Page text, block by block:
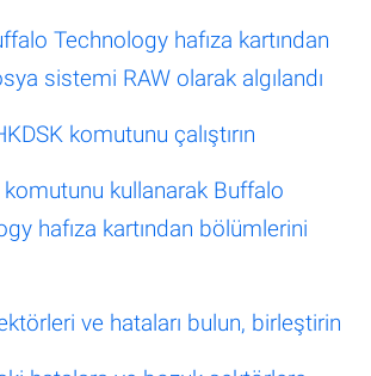
Technology hafıza kartından
sistemi RAW olarak algılandı
komutunu çalıştırın
kullanarak Buffalo
hafıza kartından bölümlerini
ve hataları bulun, birleştirin